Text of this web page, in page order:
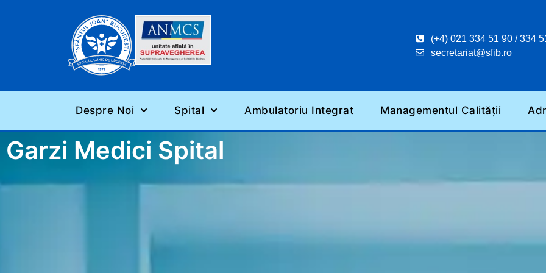
(+4) 021 334 51 90 / 334
secretariat@sfib.ro
Despre Noi Spital Ambulatoriu Integrat Managementul Calității
Garzi Medici Spital